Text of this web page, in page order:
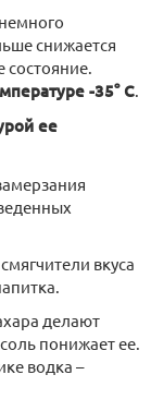
снижается
состояние.
-35° C.
ее
вкуса
делают
понижает ее.
водка –